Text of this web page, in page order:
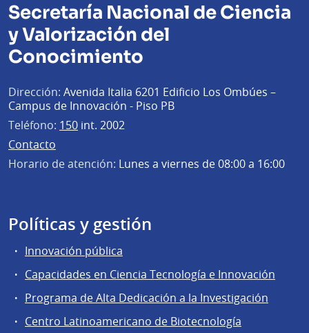
Secretaría Nacional de Ciencia
y Valorización del
Conocimiento
Dirección: Avenida Italia 6201 Edificio Los Ombúes –
Campus de Innovación - Piso PB
Teléfono: 150 int. 2002
Contacto
Horario de atención: Lunes a viernes de 08:00 a 16:00
Políticas y gestión
Innovación pública
Capacidades en Ciencia Tecnología e Innovación
Programa de Alta Dedicación a la Investigación
Centro Latinoamericano de Biotecnología